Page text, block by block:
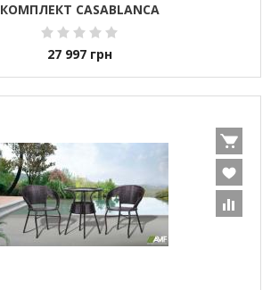
КОМПЛЕКТ CASABLANCA
27 997 грн